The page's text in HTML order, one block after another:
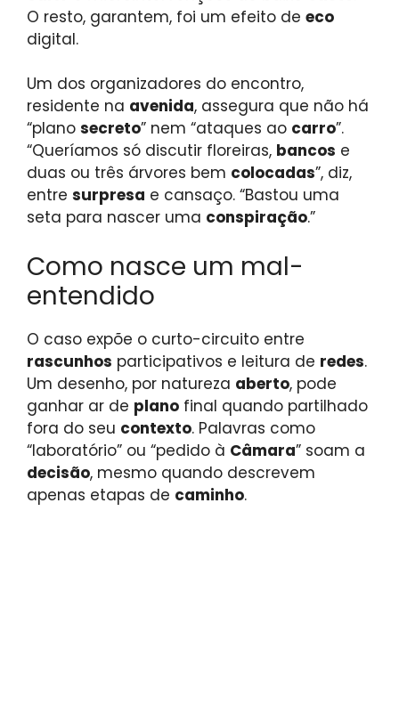
O resto, garantem, foi um efeito de eco
digital.
Um dos organizadores do encontro,
residente na avenida, assegura que não há
“plano secreto” nem “ataques ao carro”.
“Queríamos só discutir floreiras, bancos e
duas ou três árvores bem colocadas”, diz,
entre surpresa e cansaço. “Bastou uma
seta para nascer uma conspiração.”
Como nasce um mal-
entendido
O caso expõe o curto-circuito entre
rascunhos participativos e leitura de redes.
Um desenho, por natureza aberto, pode
ganhar ar de plano final quando partilhado
fora do seu contexto. Palavras como
“laboratório” ou “pedido à Câmara” soam a
decisão, mesmo quando descrevem
apenas etapas de caminho.